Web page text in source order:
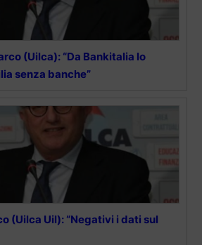
(Uilca): “Da Bankitalia lo
senza banche”
(Uilca Uil): “Negativi i dati sul